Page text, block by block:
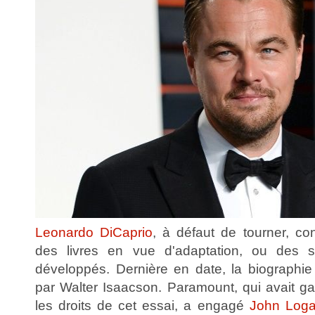
Leonardo DiCaprio, à défaut de tourner,
des livres en vue d'adaptation, ou des
développés. Dernière en date, la
par Walter Isaacson. Paramount, qui avait
les droits de cet essai, a engagé John